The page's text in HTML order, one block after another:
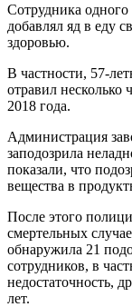
Сотрудника
добавлял яд в еду
здоровью.
В частности, 57-
отравил несколько
2018 года.
Администрация
заподозрила
показали, что
вещества в
После этого
смертельных
обнаружила 21
сотрудников, в
недостаточность,
лет.